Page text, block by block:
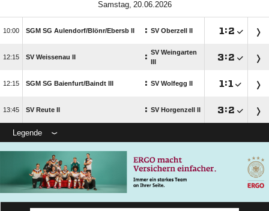
 
 SGM SG Aulendorf/​Blönr/​Ebersb II : SV Oberzell II  :
 SV Weissenau II : SV Weingarten
III
:
 SGM SG Baienfurt/​Baindt III : SV Wolfegg II  :
 SV Reute II : SV Horgenzell II :
Legende